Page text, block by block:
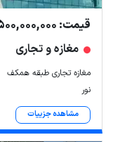
قیمت: 1,500,000,000 تومان
مغازه و تجاری
مغازه تجاری طبقه همکف
نور
مشاهده جزییات